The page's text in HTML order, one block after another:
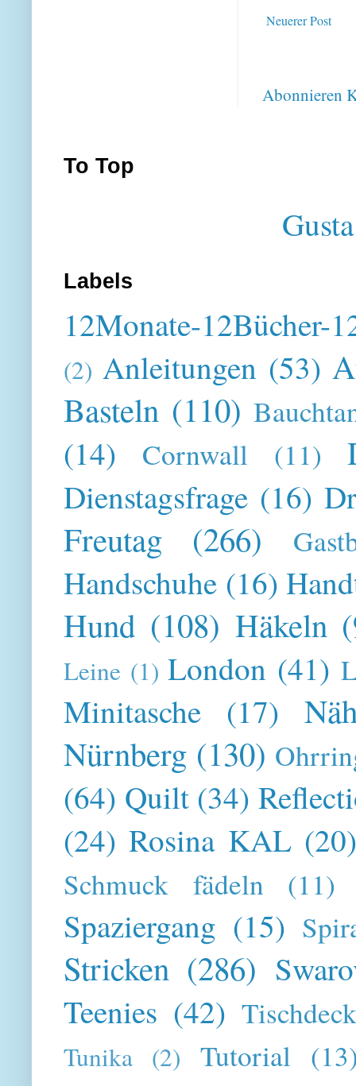
Neuerer Post
Abonnieren
To Top
Labels
12Monate-12Bücher-
(2) Anleitungen (53)
Basteln (110)
(14) Cornwall (11)
Dienstagsfrage (16)
Freutag (266)
Handschuhe (16)
Hund (108) Häkeln
Leine (1) London (41)
Minitasche (17)
Nürnberg (130)
(64) Quilt (34)
(24) Rosina KAL
Schmuck fädeln (11)
Spaziergang (15)
Stricken (286)
Teenies (42)
Tunika (2) Tutorial